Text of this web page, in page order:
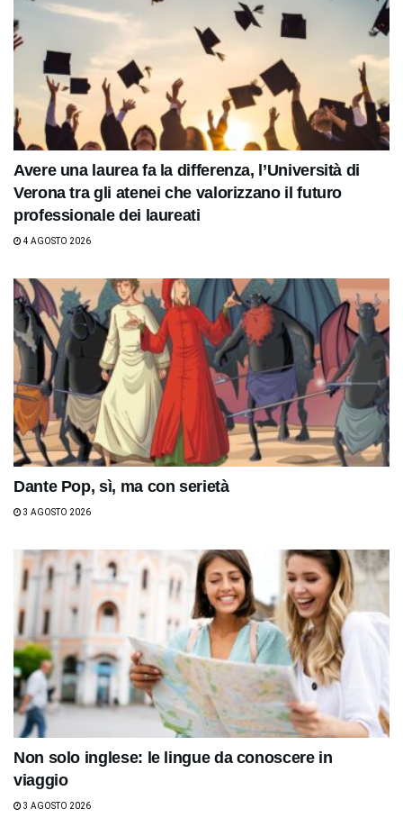
Avere una laurea fa la differenza, l’Università di
Verona tra gli atenei che valorizzano il futuro
professionale dei laureati
4 AGOSTO 2026
Dante Pop, sì, ma con serietà
3 AGOSTO 2026
Non solo inglese: le lingue da conoscere in
viaggio
3 AGOSTO 2026